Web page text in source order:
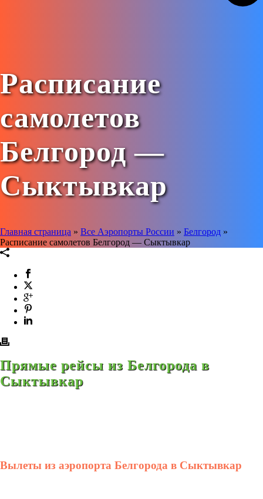
Расписание
самолетов
Белгород —
Сыктывкар
Главная страница » Все Аэропорты России » Белгород »
Расписание самолетов Белгород — Сыктывкар
Прямые рейсы из Белгорода в
Сыктывкар
Вылеты из аэропорта Белгорода в Сыктывкар